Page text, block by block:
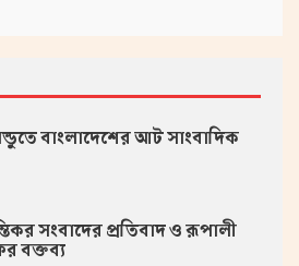
বাংলাদেশের আট সাংবাদিক
সংবাদের প্রতিবাদ ও রূপালী
বক্তব্য